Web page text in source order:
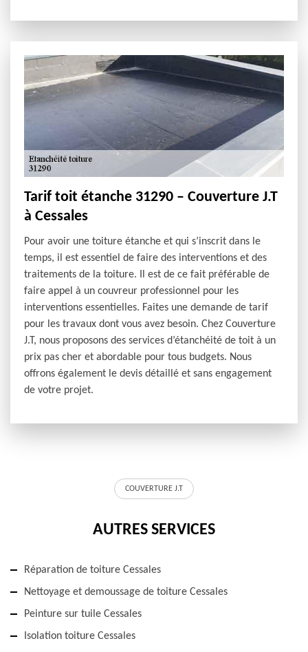
Tarif toit étanche 31290 – Couverture J.T
à Cessales
Pour avoir une toiture étanche et qui s’inscrit dans le
temps, il est essentiel de faire des interventions et des
traitements de la toiture. Il est de ce fait préférable de
faire appel à un couvreur professionnel pour les
interventions essentielles. Faites une demande de tarif
pour les travaux dont vous avez besoin. Chez Couverture
J.T, nous proposons des services d’étanchéité de toit à un
prix pas cher et abordable pour tous budgets. Nous
offrons également le devis détaillé et sans engagement
de votre projet.
COUVERTURE J.T
AUTRES SERVICES
Réparation de toiture Cessales
Nettoyage et demoussage de toiture Cessales
Peinture sur tuile Cessales
Isolation toiture Cessales